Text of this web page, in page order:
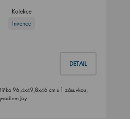
Kolekce
Invence
DETAIL
96,4x49,8x46 cm s 1 zásuvkou,
Joy